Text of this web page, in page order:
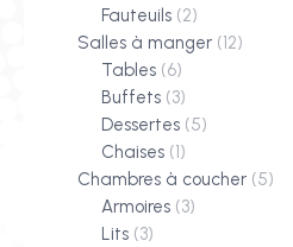
Fauteuils (2)
Salles à manger (12)
Tables (6)
Buffets (3)
Dessertes (5)
Chaises (1)
Chambres à coucher (5)
Armoires (3)
Lits (3)